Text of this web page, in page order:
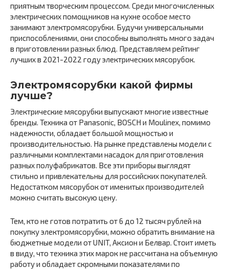
приятным творческим процессом. Среди многочисленных
электрических помощников на кухне особое место
занимают электромясорубки. Будучи универсальными
приспособлениями, они способны выполнять много задач
в приготовлении разных блюд. Представляем рейтинг
лучших в 2021-2022 году электрических мясорубок.
Электромясорубки какой фирмы
лучше?
Электрические мясорубки выпускают многие известные
бренды. Техника от Panasonic, BOSCH и Moulinex, помимо
надежности, обладает большой мощностью и
производительностью. На рынке представлены модели с
различными комплектами насадок для приготовления
разных полуфабрикатов. Все эти приборы выглядят
стильно и привлекательны для российских покупателей.
Недостатком мясорубок от именитых производителей
можно считать высокую цену.
Тем, кто не готов потратить от 6 до 12 тысяч рублей на
покупку электромясорубки, можно обратить внимание на
бюджетные модели от UNIT, Аксион и Белвар. Стоит иметь
в виду, что техника этих марок не рассчитана на объемную
работу и обладает скромными показателями по